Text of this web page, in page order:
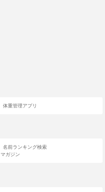
体重管理アプリ
名前ランキング検索
マガジン